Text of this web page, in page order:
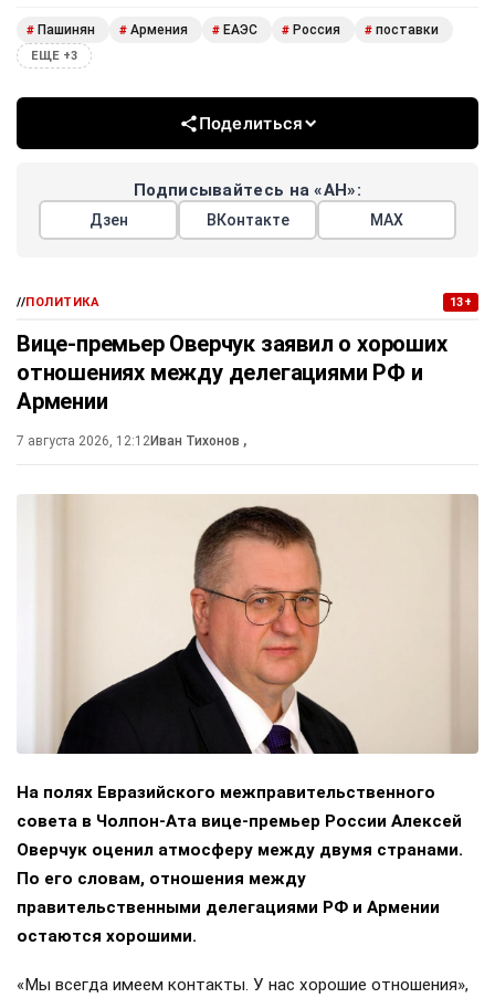
# Пашинян # Армения # ЕАЭС # Россия # поставки
ЕЩЕ +3
Поделиться
Подписывайтесь на «АН»:
Дзен ВКонтакте МАХ
//ПОЛИТИКА 13+
Вице-премьер Оверчук заявил о хороших
отношениях между делегациями РФ и
Армении
7 августа 2026, 12:12Иван Тихонов ,
На полях Евразийского межправительственного
совета в Чолпон-Ата вице-премьер России Алексей
Оверчук оценил атмосферу между двумя странами.
По его словам, отношения между
правительственными делегациями РФ и Армении
остаются хорошими.
«Мы всегда имеем контакты. У нас хорошие отношения»,